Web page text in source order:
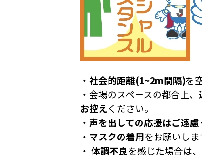
・ 社会的距離(1~2m間隔)を
・会場のスペースの都合上、
お控え ください。
・ 声を出しての応援はご遠慮
・ マスクの着用をお願いしま
・ 体調不良を感じた場合は、